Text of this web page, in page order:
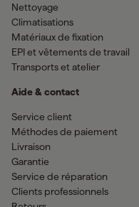
Nettoyage
Climatisations
Matériaux de fixation
EPI et vêtements de travail
Transports et atelier
Aide & contact
Service client
Méthodes de paiement
Livraison
Garantie
Service de réparation
Clients professionnels